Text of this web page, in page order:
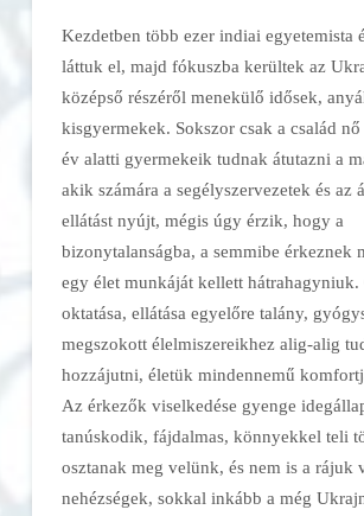
Kezdetben több ezer indiai egyetemista
láttuk el, majd fókuszba kerültek az
középső részéről menekülő idősek,
kisgyermekek. Sokszor csak a család
év alatti gyermekeik tudnak átutazni a
akik számára a segélyszervezetek és az
ellátást nyújt, mégis úgy érzik, hogy a
bizonytalanságba, a semmibe érkeznek
egy élet munkáját kellett
oktatása, ellátása egyelőre talány,
megszokott élelmiszereikhez alig-alig
hozzájutni, életük mindennemű
Az érkezők viselkedése gyenge
tanúskodik, fájdalmas, könnyekkel teli
osztanak meg velünk, és nem is a rájuk
nehézségek, sokkal inkább a még